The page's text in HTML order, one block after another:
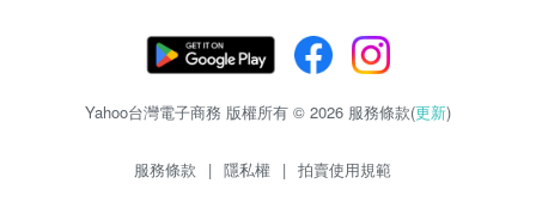
Yahoo台灣電子商務 版權所有 © 2026 服務條款(更新)
服務條款 | 隱私權 | 拍賣使用規範